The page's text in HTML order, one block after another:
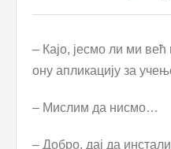
– Кајо, јесмо ли ми
ону апликацију за
– Мислим да нисмо…
– Добро, дај да